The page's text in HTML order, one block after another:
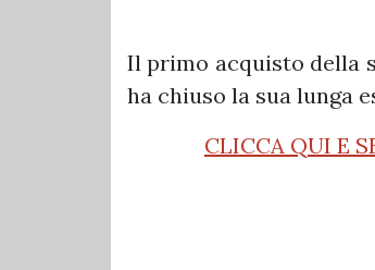
Il primo acquisto della
ha chiuso la sua lunga
CLICCA QUI E